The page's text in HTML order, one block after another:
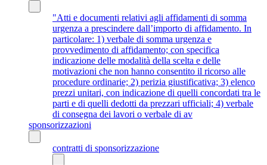
"Atti e documenti relativi agli affidamenti di somma
urgenza a prescindere dall’importo di affidamento. In
particolare: 1) verbale di somma urgenza e
provvedimento di affidamento; con specifica
indicazione delle modalità della scelta e delle
motivazioni che non hanno consentito il ricorso alle
procedure ordinarie; 2) perizia giustificativa; 3) elenco
prezzi unitari, con indicazione di quelli concordati tra le
parti e di quelli dedotti da prezzari ufficiali; 4) verbale
di consegna dei lavori o verbale di av
sponsorizzazioni
contratti di sponsorizzazione